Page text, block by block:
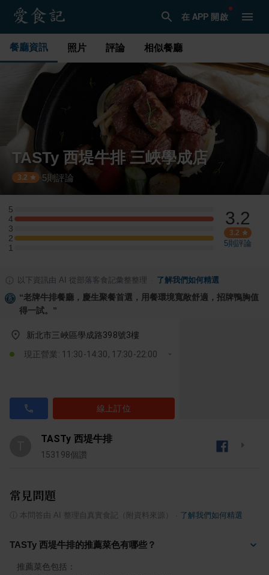
在 APP 開啟
餐廳資訊 照片 評論 相似餐廳
TASTy 西堤牛排 三峽學成店
3.2 ·5則評論
5
5 星：0 則評論
4
4 星：1 則評論
3
3 星：0 則評論
2
2 星：1 則評論
1
1 星：0 則評論
3.2
3.2
5則評論
以下資訊由 AI 從部落客食記彙整整理 了解我們如何精選
“老牌牛排餐廳，慶生聚餐首選，用餐環境寬敞舒適，招牌鴨胸值
得一試。 ”
新北市三峽區學成路398號3樓
現正營業: 11:30-14:30, 17:30-22:00
線上訂位
TASTy 西堤牛排
153198個讚
常見問題
本問答由 AI 整理自真實食記（附資料來源） 了解我們如何精選
TASTy 西堤牛排的推薦菜色有哪些？